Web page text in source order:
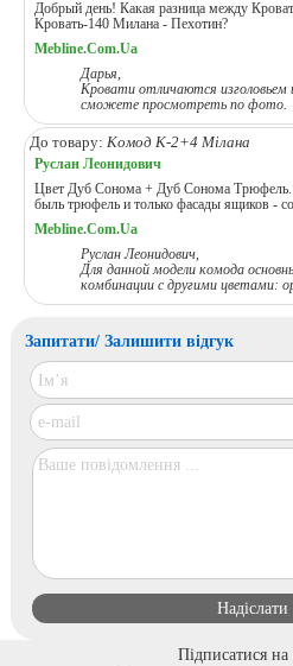
Добрый день! Какая разница между
Кровать-140 Милана - Пехотин?
Mebline.Com.Ua
Дарья,
Кровати отличаются изголовьем
сможете просмотреть по фото.
До товару: Комод К-2+4 Мілана
Руслан Леонидович
Цвет Дуб Сонома + Дуб Сонома
быль трюфель и только фасады ящиков -
Mebline.Com.Ua
Руслан Леонидович,
Для данной модели комода
комбинации с другими цветами:
Запитати/ Залишити відгук
Підписатися на